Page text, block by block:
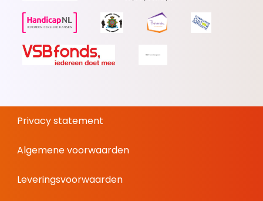
Privacy statement
Algemene voorwaarden
Leveringsvoorwaarden